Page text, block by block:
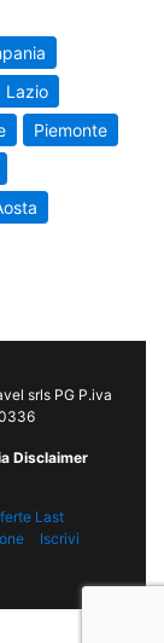
Lazio
Piemonte
srls PG P.iva
Disclaimer
Last
Iscrivi